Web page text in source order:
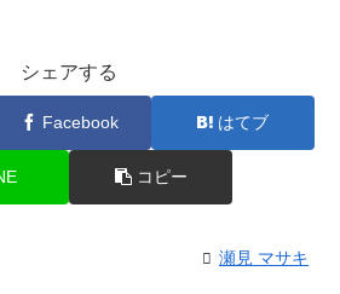
シェアする
Facebook はてブ
コピー
瀬見 マサキ